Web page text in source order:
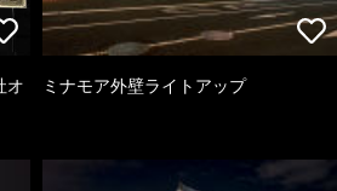
オ
ミナモア外壁ライトアップ